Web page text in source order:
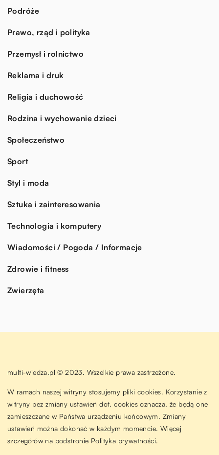
Podróże
Prawo, rząd i polityka
Przemysł i rolnictwo
Reklama i druk
Religia i duchowość
Rodzina i wychowanie dzieci
Społeczeństwo
Sport
Styl i moda
Sztuka i zainteresowania
Technologia i komputery
Wiadomości / Pogoda / Informacje
Zdrowie i fitness
Zwierzęta
multi-wiedza.pl © 2023. Wszelkie prawa zastrzeżone.
W ramach naszej witryny stosujemy pliki cookies. Korzystanie z
witryny bez zmiany ustawień dot. cookies oznacza, że będą one
zamieszczane w Państwa urządzeniu końcowym. Zmiany
ustawień można dokonać w każdym momencie. Więcej
szczegółów na podstronie Polityka prywatności.